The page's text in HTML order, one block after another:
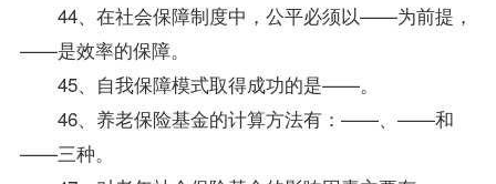
44、在社会保障制度中，公平必须以——为前提，
——是效率的保障。
45、自我保障模式取得成功的是——。
46、养老保险基金的计算方法有：——、——和
——三种。